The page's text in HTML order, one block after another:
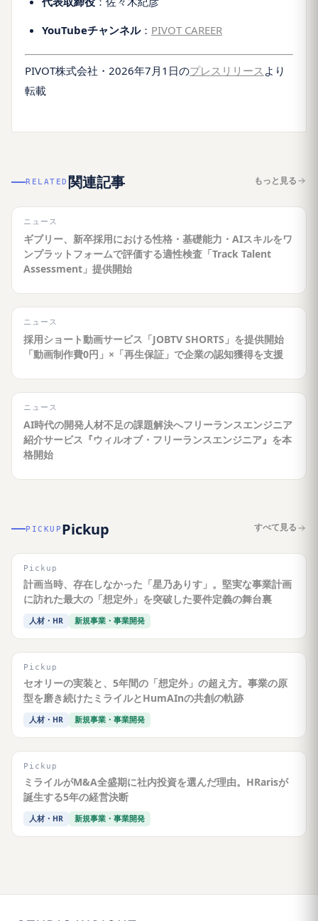
YouTubeチャンネル： PIVOT CAREER
PIVOT株式会社・2026年7月1日のプレスリリース より
転載
RELATED 関連記事 もっと見る
ニュース
ギブリー、新卒採用における性格・基礎能力・AIスキルをワ
ンプラットフォームで評価する適性検査「Track Talent
Assessment」提供開始
ニュース
採用ショート動画サービス「JOBTV SHORTS」を提供開始
「動画制作費0円」×「再生保証」で企業の認知獲得を支援
ニュース
AI時代の開発人材不足の課題解決へフリーランスエンジニア
紹介サービス『ウィルオブ・フリーランスエンジニア』を本
格開始
PICKUP Pickup すべて見る
Pickup
計画当時、存在しなかった「星乃ありす」。堅実な事業計画
に訪れた最大の「想定外」を突破した要件定義の舞台裏
人材・HR 新規事業・事業開発
Pickup
セオリーの実装と、5年間の「想定外」の超え方。事業の原
型を磨き続けたミライルとHumAInの共創の軌跡
人材・HR 新規事業・事業開発
Pickup
ミライルがM&A全盛期に社内投資を選んだ理由。HRarisが
誕生する5年の経営決断
人材・HR 新規事業・事業開発